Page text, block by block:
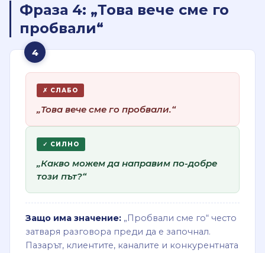
Фраза 4: „Това вече сме го
пробвали“
4
✗ СЛАБО
„Това вече сме го пробвали.“
✓ СИЛНО
„Какво можем да направим по-добре
този път?“
Защо има значение: „Пробвали сме го“ често
затваря разговора преди да е започнал.
Пазарът, клиентите, каналите и конкурентната